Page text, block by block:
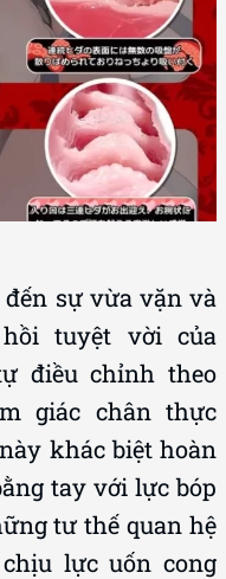
đến sự vừa vặn và
tuyệt vời của
điều chỉnh theo
giác chân thực
khác biệt hoàn
tay với lực bóp
tư thế quan hệ
lực uốn cong